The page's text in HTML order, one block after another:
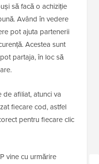
să facă o achiziție
Având în vedere
pot ajuta partenerii
Acestea sunt
partaja, în loc să
afiliat, atunci va
fiecare cod, astfel
pentru fiecare clic
vine cu urmărire